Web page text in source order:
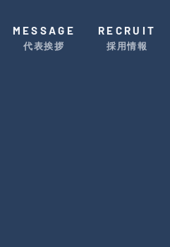
MESSAGE
代表挨拶
RECRUIT
採用情報